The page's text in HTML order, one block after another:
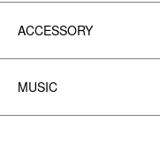
ACCESSORY
MUSIC